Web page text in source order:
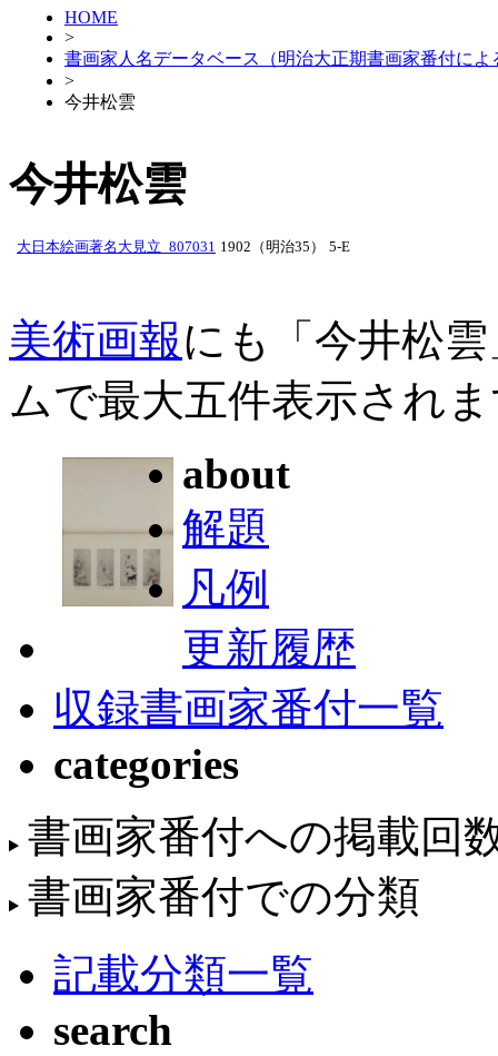
HOME
>
書画家人名データベース（明治大正期書画家番付によ
>
今井松雲
今井松雲
大日本絵画著名大見立_807031 1902（明治35） 5-E
美術画報にも「今井松
ムで最大五件表示され
about
解題
凡例
更新履歴
収録書画家番付一覧
categories
書画家番付への掲載回
書画家番付での分類
記載分類一覧
search